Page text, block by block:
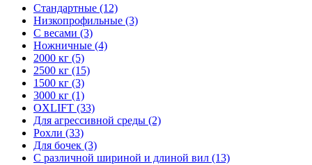
Стандартные (12)
Низкопрофильные (3)
С весами (3)
Ножничные (4)
2000 кг (5)
2500 кг (15)
1500 кг (3)
3000 кг (1)
OXLIFT (33)
Для агрессивной среды (2)
Рохли (33)
Для бочек (3)
С различной шириной и длиной вил (13)